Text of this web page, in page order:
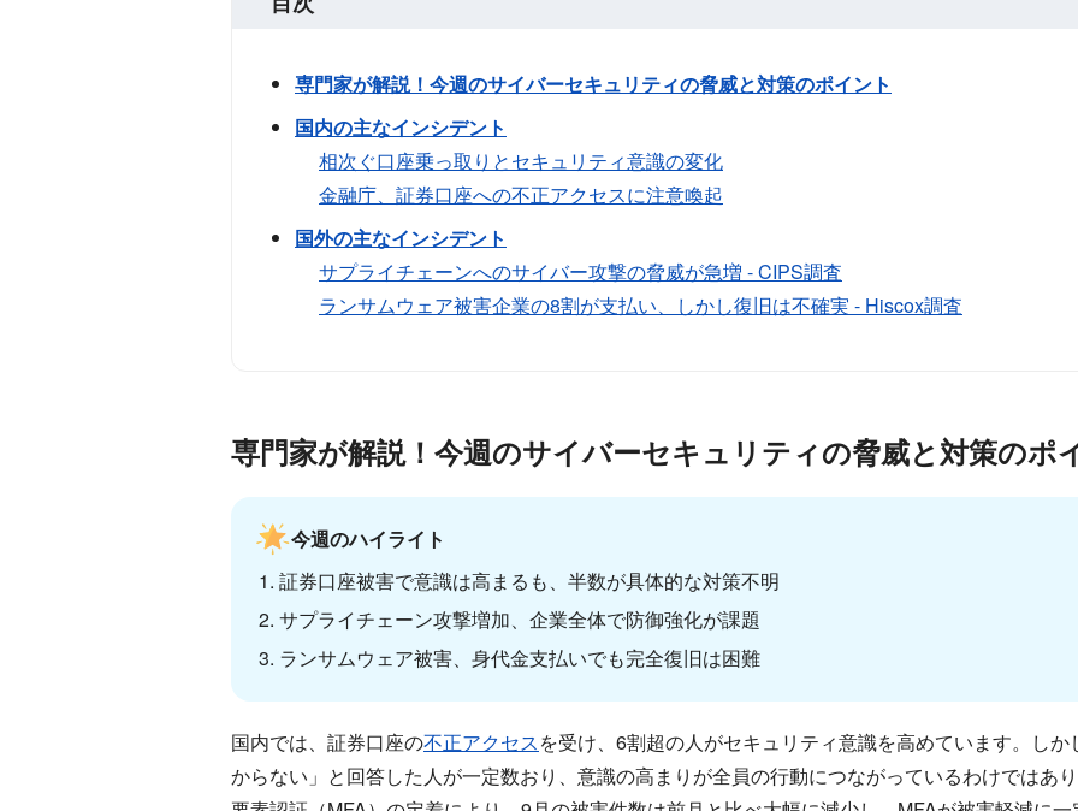
専門家が解説！今週のサイバーセキュリティの脅威と対策のポイント
国内の主なインシデント
相次ぐ口座乗っ取りとセキュリティ意識の変化
金融庁、証券口座への不正アクセスに注意喚起
国外の主なインシデント
サプライチェーンへのサイバー攻撃の脅威が急増 - CIPS調査
ランサムウェア被害企業の8割が支払い、しかし復旧は不確実 - Hiscox調査
専門家が解説！今週のサイバーセキュリティの脅威と対策のポ
今週のハイライト
証券口座被害で意識は高まるも、半数が具体的な対策不明
サプライチェーン攻撃増加、企業全体で防御強化が課題
ランサムウェア被害、身代金支払いでも完全復旧は困難
国内では、証券口座の不正アクセスを受け、6割超の人がセキュリティ意識を高めています。し
からない」と回答した人が一定数おり、意識の高まりが全員の行動につながっているわけではあ